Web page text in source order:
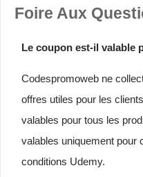
Foire Aux
Le coupon est-il valable
Codespromoweb ne
offres utiles pour les
valables pour tous les
valables uniquement pour
conditions Udemy.